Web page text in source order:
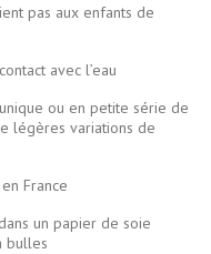
pas aux enfants de
avec l’eau
ou en petite série de
légères variations de
France
de soie
bulles